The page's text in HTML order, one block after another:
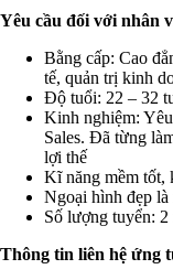
Yêu cầu đối với nhân
Bằng cấp: Cao
tế, quản trị kinh
Độ tuổi: 22 – 32
Kinh nghiệm:
Sales. Đã từng
lợi thế
Kĩ năng mềm tốt,
Ngoại hình đẹp
Số lượng tuyển: 2
Thông tin liên hệ ứng